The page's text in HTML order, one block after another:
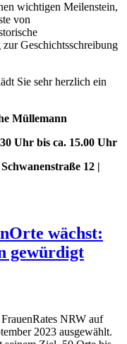
wichtigen Meilenstein,
von
Geschichtsschreibung
Sie sehr herzlich ein
Müllemann
Uhr bis ca. 15.00 Uhr
12 |
wächst:
gewürdigt
NRW auf
2023 ausgewählt.